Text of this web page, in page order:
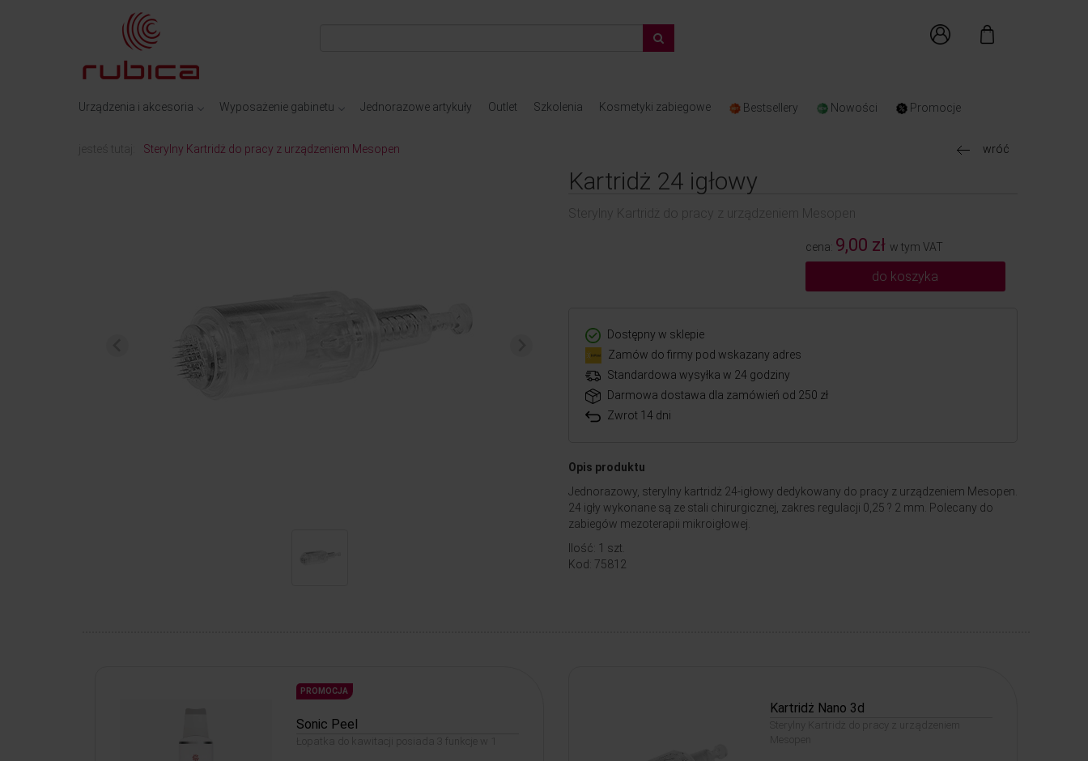
Urządzenia i akcesoria Wyposażenie gabinetu Jednorazowe artykuły Outlet Szkolenia Kosmetyki zabiegowe Bestsellery Nowości Promocje
jesteś tutaj: Sterylny Kartridż do pracy z urządzeniem Mesopen wróć
Kartridż 24 igłowy
Sterylny Kartridż do pracy z urządzeniem Mesopen
cena: 9,00 zł w tym VAT
do koszyka
Dostępny w sklepie
Zamów do firmy pod wskazany adres
Standardowa wysyłka w 24 godziny
Darmowa dostawa dla zamówień od 250 zł
Zwrot 14 dni
Opis produktu
Jednorazowy, sterylny kartridż 24-igłowy dedykowany do pracy z urządzeniem Mesopen.
24 igły wykonane są ze stali chirurgicznej, zakres regulacji 0,25 ? 2 mm. Polecany do
zabiegów mezoterapii mikroigłowej.
Ilość: 1 szt.
Kod: 75812
PROMOCJA
Sonic Peel
Łopatka do kawitacji posiada 3 funkcje w 1
Kartridż Nano 3d
Sterylny Kartridż do pracy z urządzeniem